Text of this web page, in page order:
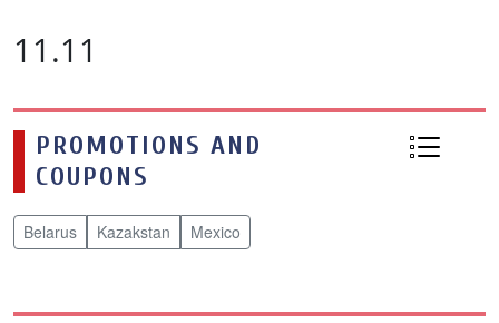
11.11
PROMOTIONS AND
COUPONS
Belarus Kazakstan Mexico